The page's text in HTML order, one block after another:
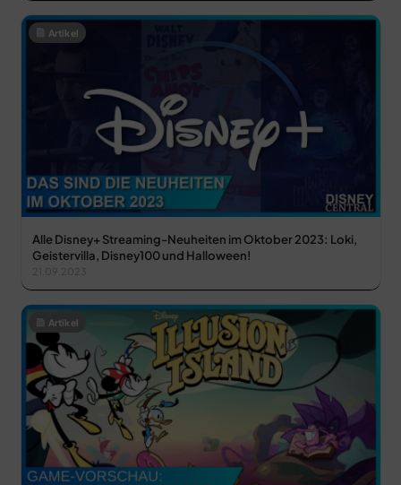
Artikel
Alle Disney+ Streaming-Neuheiten im Oktober 2023: Loki,
Geistervilla, Disney100 und Halloween!
21.09.2023
Artikel